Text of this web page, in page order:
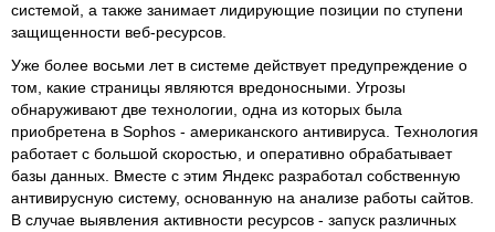
системой, а также занимает лидирующие позиции по ступени
защищенности веб-ресурсов.
Уже более восьми лет в системе действует предупреждение о
том, какие страницы являются вредоносными. Угрозы
обнаруживают две технологии, одна из которых была
приобретена в Sophos - американского антивируса. Технология
работает с большой скоростью, и оперативно обрабатывает
базы данных. Вместе с этим Яндекс разработал собственную
антивирусную систему, основанную на анализе работы сайтов.
В случае выявления активности ресурсов - запуск различных